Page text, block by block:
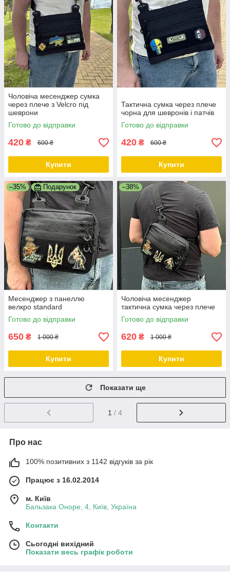
Чоловіча месенджер сумка
через плече з Velcro під
шеврони
Готово до відправки
420 ₴ 600 ₴
Купити
Тактична сумка через плече
чорна для шевронів і патчів
Готово до відправки
420 ₴ 600 ₴
Купити
–35% Подарунок
Месенджер з панеллю
велкро standard
Готово до відправки
650 ₴ 1 000 ₴
Купити
–38%
Чоловіча месенджер
тактична сумка через плече
Готово до відправки
620 ₴ 1 000 ₴
Купити
Показати ще
1 / 4
Про нас
100% позитивних з 1142 відгуків за рік
Працює з 16.02.2014
м. Київ
Бальзака Оноре, 4, Київ, Україна
Контакти
Сьогодні вихідний
Показати весь графік роботи